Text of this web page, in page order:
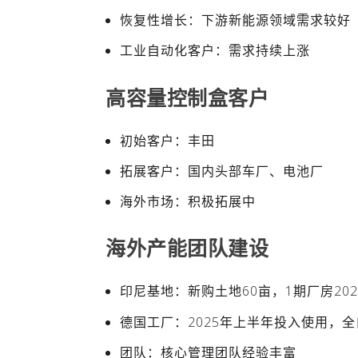
恢复性增长：下游新能源领域需求较好
工业自动化客户：需求持续上涨
高容量控制盒客户
初始客户：丰田
拓展客户：国内头部车厂、电池厂
海外市场：积极拓展中
海外产能团队建设
印尼基地：新购土地60亩，1期厂房
德国工厂：2025年上半年投入使用，
团队：核心管理团队经验丰富